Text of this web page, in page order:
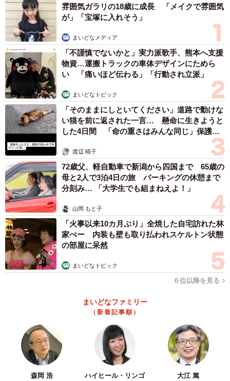
【3位：玉木宏】
2015年に連続テレビ小説『あさが来た』に登場。2022年に
放送されたWOWOWの連続ドラマ『だから殺せなかった』
は連続殺人犯と新聞記者の戦いを描いたサスペンスで、暗
い過去を持つ新聞記者・一本木透を演じました。
▽サスペンスドラマに出演した人気女性芸能人ランキング
4/4
アイドルグループ・乃木坂46のメンバーでした。2020年に
同グループを卒業後は、モデルや女優業を主に行なってい
ます。ドラマ『漂着者（2021年）』、映画『嘘喰い（2022
年）』などが近年の出演作です。また、アニメ『名探偵コ
雰囲気ガラリの18歳に成長 「メイクで雰囲気
が」「宝塚に入れそう」
まいどなメディア
「不謹慎でないかと」実力派歌手、熊本へ支援
物資…運搬トラックの車体デザインにためら
い 「痛いほど伝わる」「行動され立派」
まいどなトピック
「そのままにしといてください」道路で動けな
い猫を前に返された一言… 懸命に生きようと
した4日間 「命の重さはみんな同じ」保護団
渡辺 晴子
72歳父、軽自動車で新潟から四国まで 65歳の
母と2人で3泊4日の旅 パーキングの休憩まで
分刻み… 「大学生でも組まねえよ！」
山岡 もと子
「火事以来10カ月ぶり」全焼した自宅訪れた林
家ぺー 内装も壁も取り払われスケルトン状態
の部屋に呆然
まいどなトピック
６位以降を見る
まいどなファミリー
（新着記事順）
森岡 浩 ハイヒール・リンゴ 大江 篤